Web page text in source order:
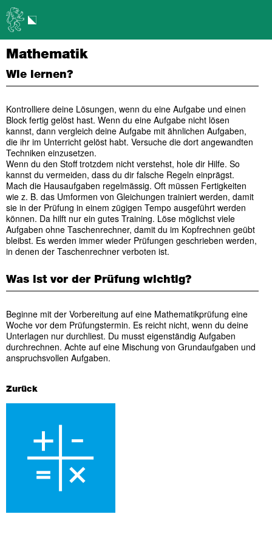
Mathematik
Wie lernen?
Kontrolliere deine Lösungen, wenn du eine Aufgabe und einen
Block fertig gelöst hast. Wenn du eine Aufgabe nicht lösen
kannst, dann vergleich deine Aufgabe mit ähnlichen Aufgaben,
die ihr im Unterricht gelöst habt. Versuche die dort angewandten
Techniken einzusetzen.
Wenn du den Stoff trotzdem nicht verstehst, hole dir Hilfe. So
kannst du vermeiden, dass du dir falsche Regeln einprägst.
Mach die Hausaufgaben regelmässig. Oft müssen Fertigkeiten
wie z. B. das Umformen von Gleichungen trainiert werden, damit
sie in der Prüfung in einem zügigen Tempo ausgeführt werden
können. Da hilft nur ein gutes Training. Löse möglichst viele
Aufgaben ohne Taschenrechner, damit du im Kopfrechnen geübt
bleibst. Es werden immer wieder Prüfungen geschrieben werden,
in denen der Taschenrechner verboten ist.
Was ist vor der Prüfung wichtig?
Beginne mit der Vorbereitung auf eine Mathematikprüfung eine
Woche vor dem Prüfungstermin. Es reicht nicht, wenn du deine
Unterlagen nur durchliest. Du musst eigenständig Aufgaben
durchrechnen. Achte auf eine Mischung von Grundaufgaben und
anspruchsvollen Aufgaben.
Zurück